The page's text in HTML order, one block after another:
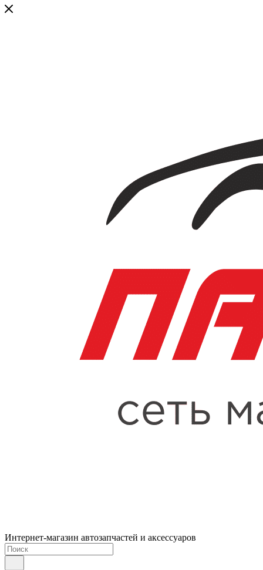
Интернет-магазин автозапчастей и аксессуаров